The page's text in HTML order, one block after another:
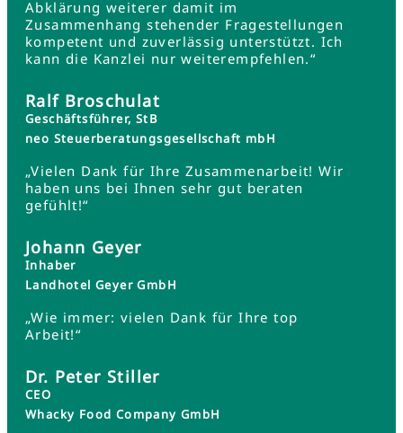
Abklärung weiterer damit im
Zusammenhang stehender Fragestellungen
kompetent und zuverlässig unterstützt. Ich
kann die Kanzlei nur weiterempfehlen.“
Ralf Broschulat
Geschäftsführer, StB
neo Steuerberatungsgesellschaft mbH
„Vielen Dank für Ihre Zusammenarbeit! Wir
haben uns bei Ihnen sehr gut beraten
gefühlt!“
Johann Geyer
Inhaber
Landhotel Geyer GmbH
„Wie immer: vielen Dank für Ihre top
Arbeit!“
Dr. Peter Stiller
CEO
Whacky Food Company GmbH